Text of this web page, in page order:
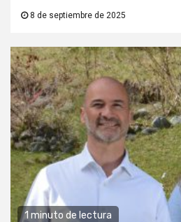
8 de septiembre de 2025
1 minuto de lectura